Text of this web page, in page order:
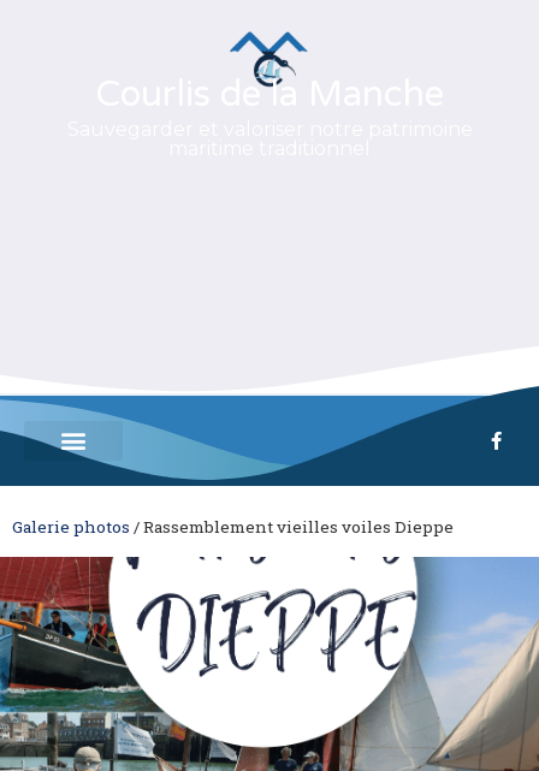
Courlis de la Manche
Galerie photos /Rassemblement vieilles voiles Dieppe